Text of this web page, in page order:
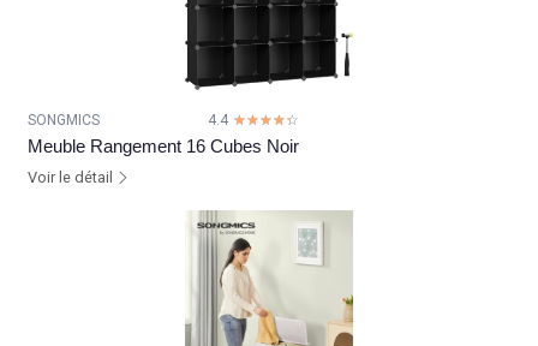
SONGMICS 4.4 ☆☆☆☆☆
★★★★★
Meuble Rangement 16 Cubes Noir
Voir le détail